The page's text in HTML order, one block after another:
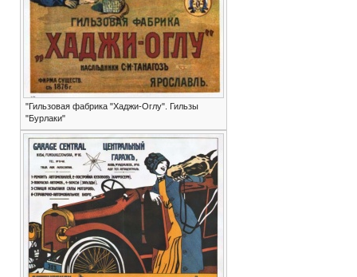
"Гильзовая фабрика "Хаджи-Оглу". Гильзы
"Бурлаки"